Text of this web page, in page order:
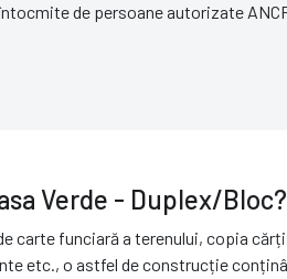
de persoane autorizate
Verde - Duplex/Bloc?
carte funciară a terenului, copia
etc., o astfel de construcție